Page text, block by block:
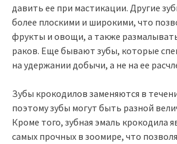
давить ее при мастикации. Другие
более плоскими и широкими, что
фрукты и овощи, а также
раков. Еще бывают зубы, которые
на удержании добычи, а не на ее
Зубы крокодилов заменяются в
поэтому зубы могут быть разной
Кроме того, зубная эмаль крокодила
самых прочных в зоомире, что